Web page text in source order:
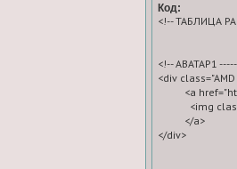
Код:
<!-- ТАБЛИЦА
<!-- АВАТАР1
<div
<a
          </a>
</div>